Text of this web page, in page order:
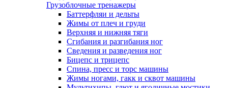
Грузоблочные тренажеры
Баттерфляи и дельты
Жимы от плеч и груди
Верхняя и нижняя тяги
Сгибания и разгибания ног
Сведения и разведения ног
Бицепс и трицепс
Спина, пресс и торс машины
Жимы ногами, гакк и сквот машины